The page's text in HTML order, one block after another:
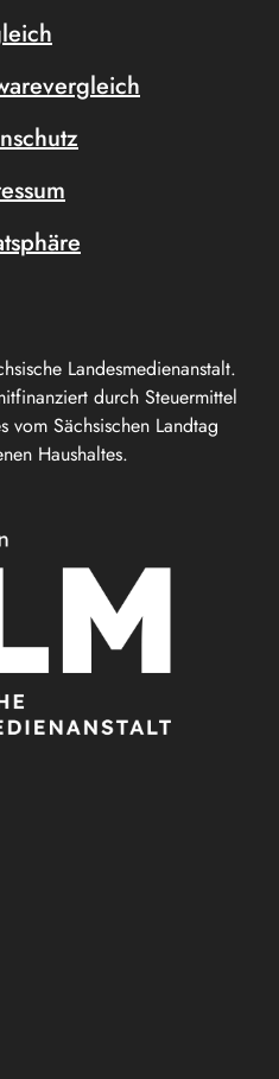
Landesmedienanstalt.
durch Steuermittel
vom Sächsischen Landtag
Haushaltes.